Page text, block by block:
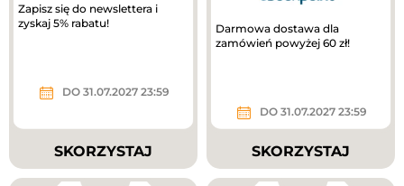
Zapisz się do newslettera i
zyskaj 5% rabatu!
DO 31.07.2027 23:59
SKORZYSTAJ
Darmowa dostawa dla
zamówień powyżej 60 zł!
DO 31.07.2027 23:59
SKORZYSTAJ